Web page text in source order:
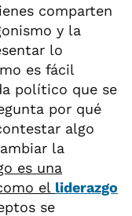
comparten
y la
lo
es fácil
político que se
por qué
algo
la
es una
el liderazgo
se